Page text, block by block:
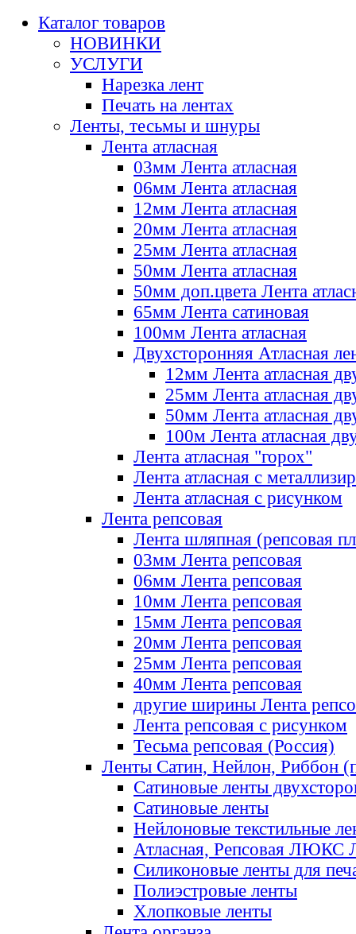
Каталог товаров
НОВИНКИ
УСЛУГИ
Нарезка лент
Печать на лентах
Ленты, тесьмы и шнуры
Лента атласная
03мм Лента атласная
06мм Лента атласная
12мм Лента атласная
20мм Лента атласная
25мм Лента атласная
50мм Лента атласная
50мм доп.цвета Лента
65мм Лента сатиновая
100мм Лента атласная
Двухсторонняя Атласная
12мм Лента атласная
25мм Лента атласная
50мм Лента атласная
100м Лента атласная
Лента атласная "горох"
Лента атласная с
Лента атласная с рисунком
Лента репсовая
Лента шляпная (репсовая
03мм Лента репсовая
06мм Лента репсовая
10мм Лента репсовая
15мм Лента репсовая
20мм Лента репсовая
25мм Лента репсовая
40мм Лента репсовая
другие ширины Лента
Лента репсовая с рисунком
Тесьма репсовая (Россия)
Ленты Сатин, Нейлон, Риббон
Сатиновые ленты
Сатиновые ленты
Нейлоновые текстильные
Атласная, Репсовая ЛЮКС
Силиконовые ленты для
Полиэстровые ленты
Хлопковые ленты